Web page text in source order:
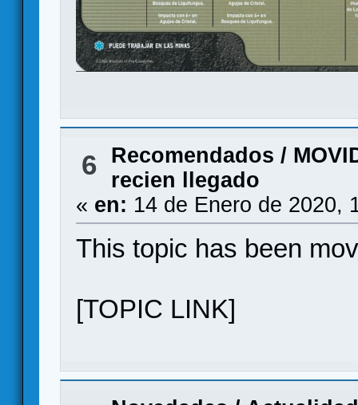
6 Recomendados /
recien llegado
« en: 14 de Enero de 2020,
This topic has been
[TOPIC LINK]